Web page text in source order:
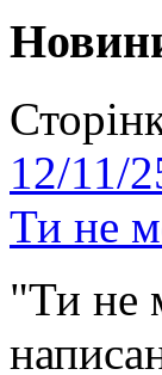
12/11/
Ти не
"Ти не